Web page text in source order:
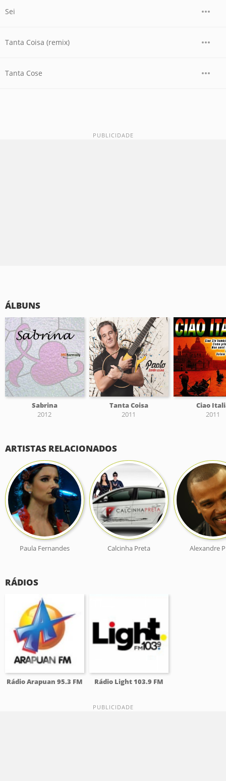
Sei
Tanta Coisa (remix)
Tanta Cose
ÁLBUNS
Sabrina
2012
Tanta Coisa
2011
Ciao
2011
ARTISTAS RELACIONADOS
Paula Fernandes Calcinha Preta Alexandre
RÁDIOS
Rádio Arapuan 95.3 FM Rádio Light 103.9 FM